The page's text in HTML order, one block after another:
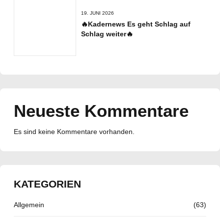
19. JUNI 2026
🔥Kadernews Es geht Schlag auf
Schlag weiter🔥
Neueste Kommentare
Es sind keine Kommentare vorhanden.
KATEGORIEN
Allgemein (63)